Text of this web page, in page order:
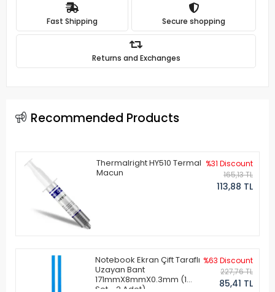
Fast Shipping Secure shopping
Returns and Exchanges
Recommended Products
Thermalright HY510 Termal
Macun
%31 Discount
165,13 TL
113,88 TL
Notebook Ekran Çift Taraflı
Uzayan Bant
171mmX8mmX0.3mm (1
Set - 2 Adet)
%63 Discount
227,76 TL
85,41 TL